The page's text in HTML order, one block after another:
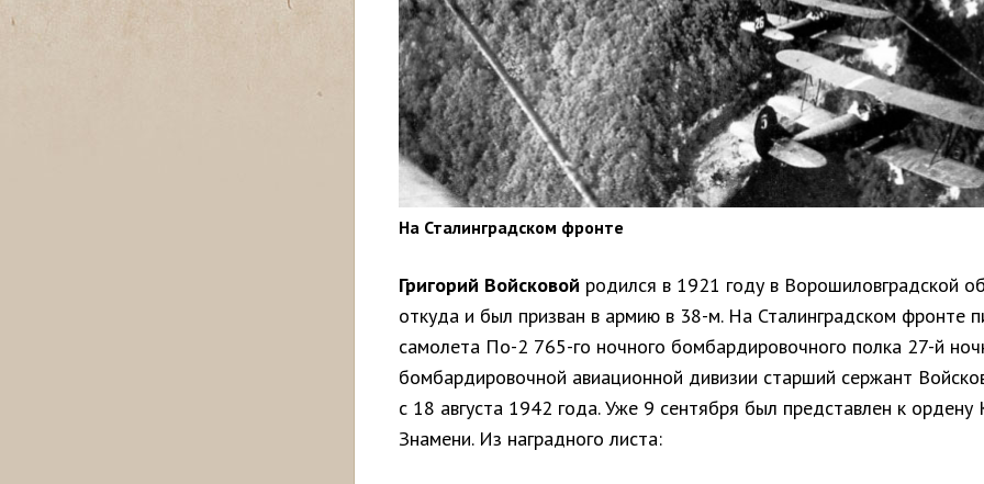
На Сталинградском фронте
Григорий Войсковой родился в 1921 году в Ворошиловградской
откуда и был призван в армию в 38-м. На Сталинградском фронте
самолета По-2 765-го ночного бомбардировочного полка 27-й
бомбардировочной авиационной дивизии старший сержант
с 18 августа 1942 года. Уже 9 сентября был представлен к ордену
Знамени. Из наградного листа: